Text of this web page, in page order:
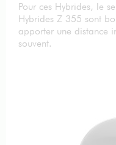
Pour ces Hybrides, le
Hybrides Z 355 sont
apporter une distance
souvent.